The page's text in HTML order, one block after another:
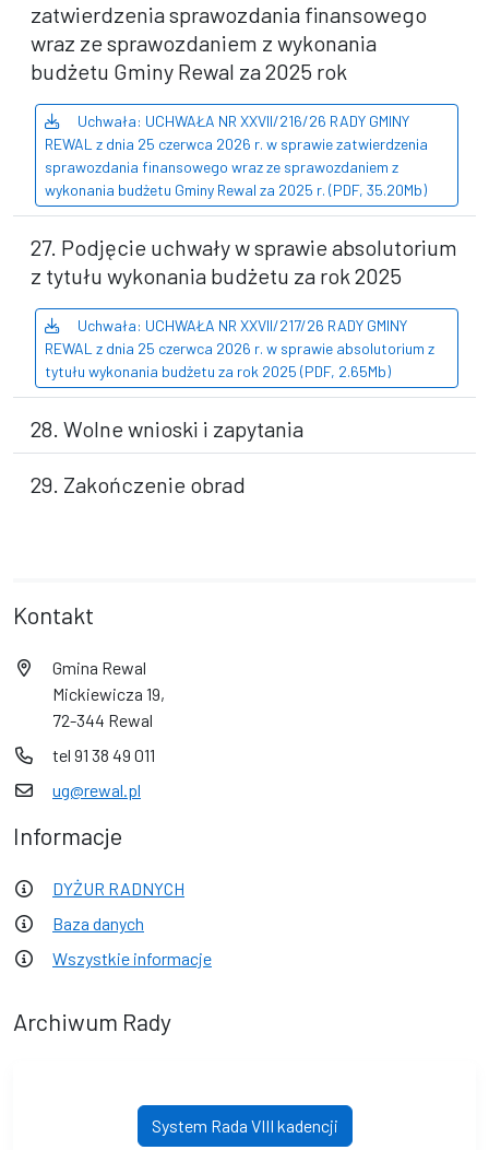
zatwierdzenia sprawozdania finansowego
wraz ze sprawozdaniem z wykonania
budżetu Gminy Rewal za 2025 rok
Uchwała: UCHWAŁA NR XXVII/216/26 RADY GMINY
REWAL z dnia 25 czerwca 2026 r. w sprawie zatwierdzenia
sprawozdania finansowego wraz ze sprawozdaniem z
wykonania budżetu Gminy Rewal za 2025 r. (PDF, 35.20Mb)
27. Podjęcie uchwały w sprawie absolutorium
z tytułu wykonania budżetu za rok 2025
Uchwała: UCHWAŁA NR XXVII/217/26 RADY GMINY
REWAL z dnia 25 czerwca 2026 r. w sprawie absolutorium z
tytułu wykonania budżetu za rok 2025 (PDF, 2.65Mb)
28. Wolne wnioski i zapytania
29. Zakończenie obrad
Kontakt
Gmina Rewal
Mickiewicza 19,
72-344 Rewal
tel 91 38 49 011
ug@rewal.pl
Informacje
DYŻUR RADNYCH
Baza danych
Wszystkie informacje
Archiwum Rady
System Rada VIII kadencji